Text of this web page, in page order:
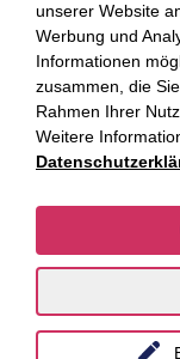
Leipzig
München
Stuttgart
unyer
China
unserer Website
Werbung und
Informationen
zusammen, die
Rahmen Ihrer
Weitere